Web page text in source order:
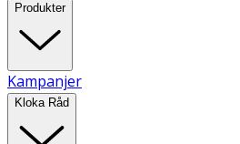
Produkter
Kampanjer
Kloka Råd